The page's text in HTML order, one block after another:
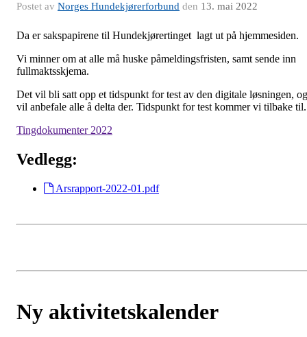
Postet av Norges Hundekjørerforbund den 13. mai 2022
Da er sakspapirene til Hundekjørertinget lagt ut på hjemmesiden.
Vi minner om at alle må huske påmeldingsfristen, samt sende inn
fullmaktsskjema.
Det vil bli satt opp et tidspunkt for test av den digitale løsningen, og
vil anbefale alle å delta der. Tidspunkt for test kommer vi tilbake til.
Tingdokumenter 2022
Vedlegg:
Arsrapport-2022-01.pdf
Ny aktivitetskalender